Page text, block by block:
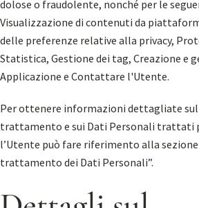
dolose o fraudolente, nonché per le
Visualizzazione di contenuti da
delle preferenze relative alla privacy,
Statistica, Gestione dei tag, Creazione e
Applicazione e Contattare l'Utente.
Per ottenere informazioni dettagliate
trattamento e sui Dati Personali trattati
l’Utente può fare riferimento alla
trattamento dei Dati Personali”.